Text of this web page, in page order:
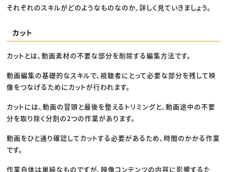
それぞれのスキルがどのようなものなのか、詳しく見ていきましょう。
カット
カットとは、動画素材の不要な部分を削除する編集方法です。
動画編集の基礎的なスキルで、視聴者にとって必要な部分を残して映
像をつなげるためにカットが行われます。
カットには、動画の冒頭と最後を整えるトリミングと、動画途中の不要
分を取り除く分割の2つの作業があります。
動画をひと通り確認してカットする必要があるため、時間のかかる作業
です。
作業自体は単純なものですが、映像コンテンツの内容に影響するた